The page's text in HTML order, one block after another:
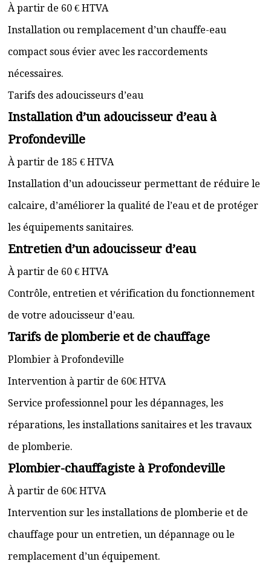
À partir de 60 € HTVA
Installation ou remplacement d’un chauffe-eau
compact sous évier avec les raccordements
nécessaires.
Tarifs des adoucisseurs d’eau
Installation d’un adoucisseur d’eau à
Profondeville
À partir de 185 € HTVA
Installation d’un adoucisseur permettant de réduire le
calcaire, d’améliorer la qualité de l’eau et de protéger
les équipements sanitaires.
Entretien d’un adoucisseur d’eau
À partir de 60 € HTVA
Contrôle, entretien et vérification du fonctionnement
de votre adoucisseur d’eau.
Tarifs de plomberie et de chauffage
Plombier à Profondeville
Intervention à partir de 60€ HTVA
Service professionnel pour les dépannages, les
réparations, les installations sanitaires et les travaux
de plomberie.
Plombier-chauffagiste à Profondeville
À partir de 60€ HTVA
Intervention sur les installations de plomberie et de
chauffage pour un entretien, un dépannage ou le
remplacement d’un équipement.